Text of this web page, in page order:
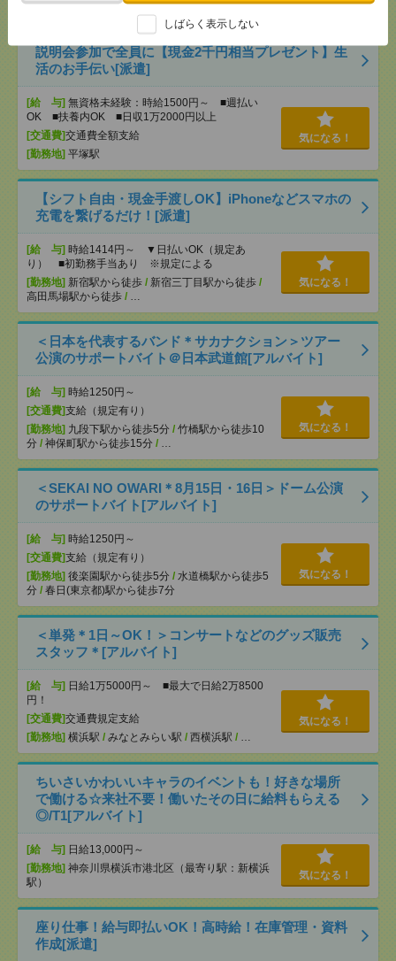
しばらく表示しない
[勤務地]平塚駅
説明会参加で全員に【現金2千円相当プレゼント】生
活のお手伝い[派遣]
[給 与] 無資格未経験：時給1500円～ ■週払い
OK ■扶養内OK ■日収1万2000円以上
[交通費]交通費全額支給
[勤務地] 平塚駅
気になる！
【シフト自由・現金手渡しOK】iPhoneなどスマホの
充電を繋げるだけ！[派遣]
[給 与] 時給1414円～ ▼日払いOK（規定あ
り） ■初勤務手当あり ※規定による
[勤務地] 新宿駅から徒歩 / 新宿三丁目駅から徒歩 /
高田馬場駅から徒歩 / …
気になる！
＜日本を代表するバンド＊サカナクション＞ツアー
公演のサポートバイト＠日本武道館[アルバイト]
[給 与] 時給1250円～
[交通費]支給（規定有り）
[勤務地] 九段下駅から徒歩5分 / 竹橋駅から徒歩10
分 / 神保町駅から徒歩15分 / …
気になる！
＜SEKAI NO OWARI＊8月15日・16日＞ドーム公演
のサポートバイト[アルバイト]
[給 与] 時給1250円～
[交通費]支給（規定有り）
[勤務地] 後楽園駅から徒歩5分 / 水道橋駅から徒歩5
分 / 春日(東京都)駅から徒歩7分
気になる！
＜単発＊1日～OK！＞コンサートなどのグッズ販売
スタッフ＊[アルバイト]
[給 与] 日給1万5000円～ ■最大で日給2万8500
円！
[交通費]交通費規定支給
[勤務地] 横浜駅 / みなとみらい駅 / 西横浜駅 / …
気になる！
ちいさいかわいいキャラのイベントも！好きな場所
で働ける☆来社不要！働いたその日に給料もらえる
◎/T1[アルバイト]
[給 与] 日給13,000円～
[勤務地] 神奈川県横浜市港北区（最寄り駅：新横浜
駅）
気になる！
座り仕事！給与即払いOK！高時給！在庫管理・資料
作成[派遣]